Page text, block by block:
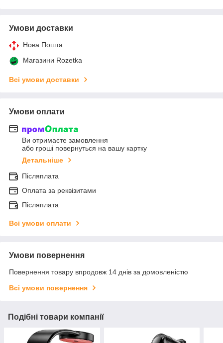
Умови доставки
Нова Пошта
Магазини Rozetka
Всі умови доставки
Умови оплати
Ви отримаєте замовлення
або гроші повернуться на вашу картку
Детальніше
Післяплата
Оплата за реквізитами
Післяплата
Всі умови оплати
Умови повернення
Повернення товару впродовж 14 днів за домовленістю
Всі умови повернення
Подібні товари компанії